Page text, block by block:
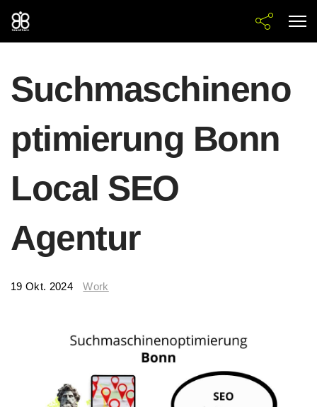
Suchmaschineno
ptimierung Bonn
Local SEO
Agentur
19 Okt. 2024 Work